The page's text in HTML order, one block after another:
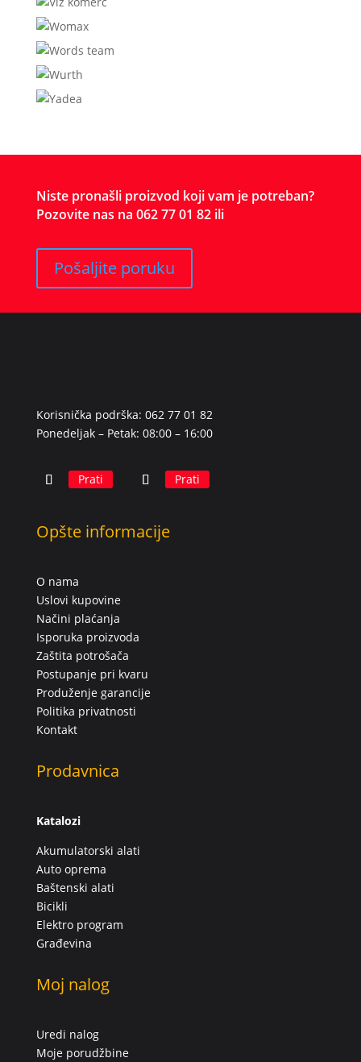
Niste pronašli proizvod koji vam je potreban?
Pozovite nas na 062 77 01 82 ili
Pošaljite poruku
Korisnička podrška: 062 77 01 82
Ponedeljak – Petak: 08:00 – 16:00
Prati Prati
Opšte informacije
O nama
Uslovi kupovine
Načini plaćanja
Isporuka proizvoda
Zaštita potrošača
Postupanje pri kvaru
Produženje garancije
Politika privatnosti
Kontakt
Prodavnica
Katalozi
Akumulatorski alati
Auto oprema
Baštenski alati
Bicikli
Elektro program
Građevina
Moj nalog
Uredi nalog
Moje porudžbine